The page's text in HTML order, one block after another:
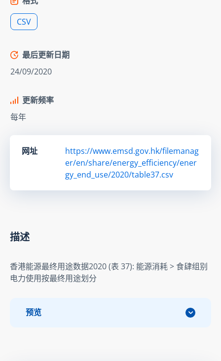
CSV
最后更新日期
24/09/2020
更新频率
每年
网址
https://www.emsd.gov.hk/filemanag
er/en/share/energy_efficiency/ener
gy_end_use/2020/table37.csv
描述
香港能源最终用途数据2020 (表 37): 能源消耗 > 食肆组别
电力使用按最终用途划分
预览